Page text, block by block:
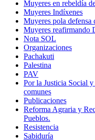
Muyeres en rebeldía
Muyeres Indíxenes
Muyeres pola defensa
Muyeres reafirmando
Nota SOL
Organizaciones
Pachakuti
Palestina
PAV
Por la Justicia Social
comunes
Publicaciones
Reforma Agraria y
Pueblos.
Resistencia
Sabiduría